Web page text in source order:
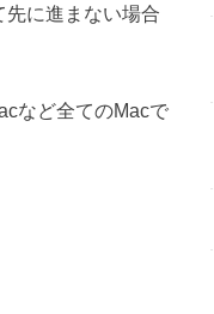
先に進まない場合
など全てのMacで